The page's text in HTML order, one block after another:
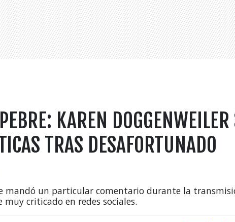
KAREN DOGGENWEILER
TRAS DESAFORTUNADO
mandó un particular comentario durante la
muy criticado en redes sociales.